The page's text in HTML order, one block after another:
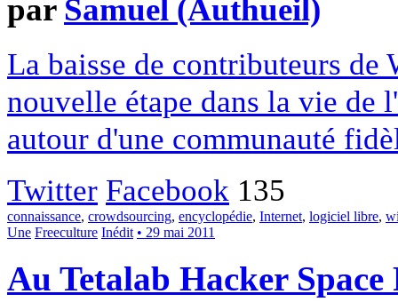
par Samuel (Authueil)
La baisse de contributeurs
nouvelle étape dans la vie de
autour d'une communauté
Twitter Facebook 135
connaissance, crowdsourcing, encyclopédie, Internet, logiciel libre,
Une Freeculture Inédit • 29 mai 2011
Au Tetalab Hacker